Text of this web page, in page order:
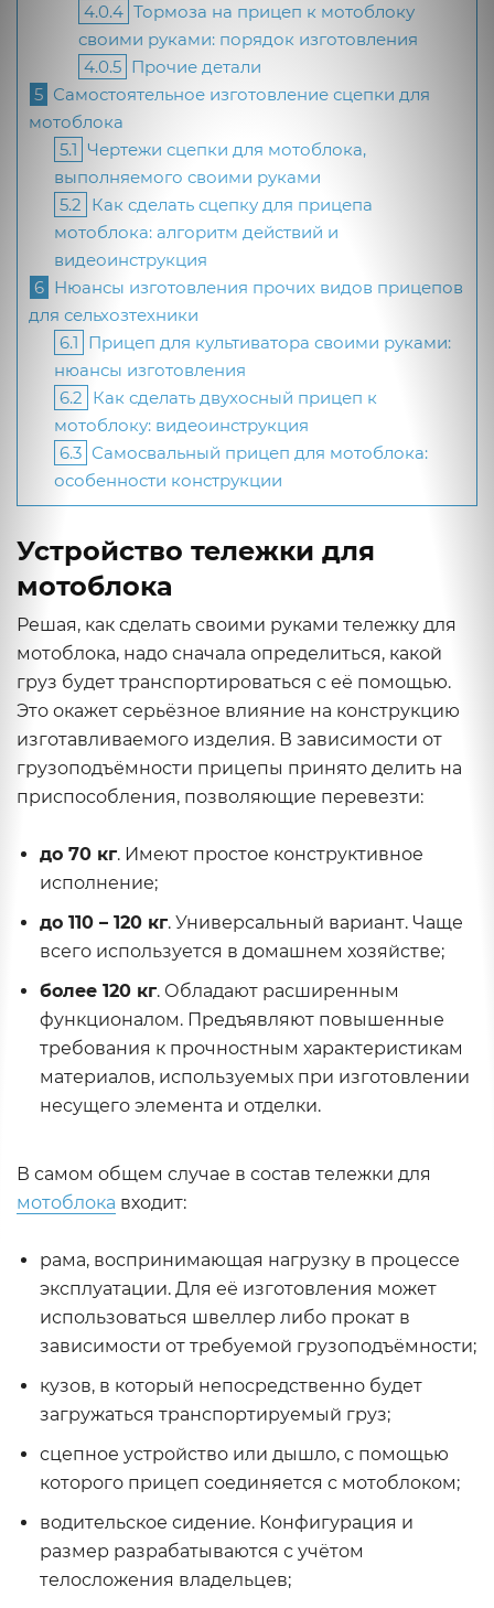
4.0.4 Тормоза на прицеп к мотоблоку
своими руками: порядок изготовления
4.0.5 Прочие детали
5 Самостоятельное изготовление сцепки для
мотоблока
5.1 Чертежи сцепки для мотоблока,
выполняемого своими руками
5.2 Как сделать сцепку для прицепа
мотоблока: алгоритм действий и
видеоинструкция
6 Нюансы изготовления прочих видов прицепов
для сельхозтехники
6.1 Прицеп для культиватора своими руками:
нюансы изготовления
6.2 Как сделать двухосный прицеп к
мотоблоку: видеоинструкция
6.3 Самосвальный прицеп для мотоблока:
особенности конструкции
Устройство тележки для
мотоблока
Решая, как сделать своими руками тележку для
мотоблока, надо сначала определиться, какой
груз будет транспортироваться с её помощью.
Это окажет серьёзное влияние на конструкцию
изготавливаемого изделия. В зависимости от
грузоподъёмности прицепы принято делить на
приспособления, позволяющие перевезти:
до 70 кг. Имеют простое конструктивное
исполнение;
до 110 – 120 кг. Универсальный вариант. Чаще
всего используется в домашнем хозяйстве;
более 120 кг. Обладают расширенным
функционалом. Предъявляют повышенные
требования к прочностным характеристикам
материалов, используемых при изготовлении
несущего элемента и отделки.
В самом общем случае в состав тележки для
мотоблока входит:
рама, воспринимающая нагрузку в процессе
эксплуатации. Для её изготовления может
использоваться швеллер либо прокат в
зависимости от требуемой грузоподъёмности;
кузов, в который непосредственно будет
загружаться транспортируемый груз;
сцепное устройство или дышло, с помощью
которого прицеп соединяется с мотоблоком;
водительское сидение. Конфигурация и
размер разрабатываются с учётом
телосложения владельцев;